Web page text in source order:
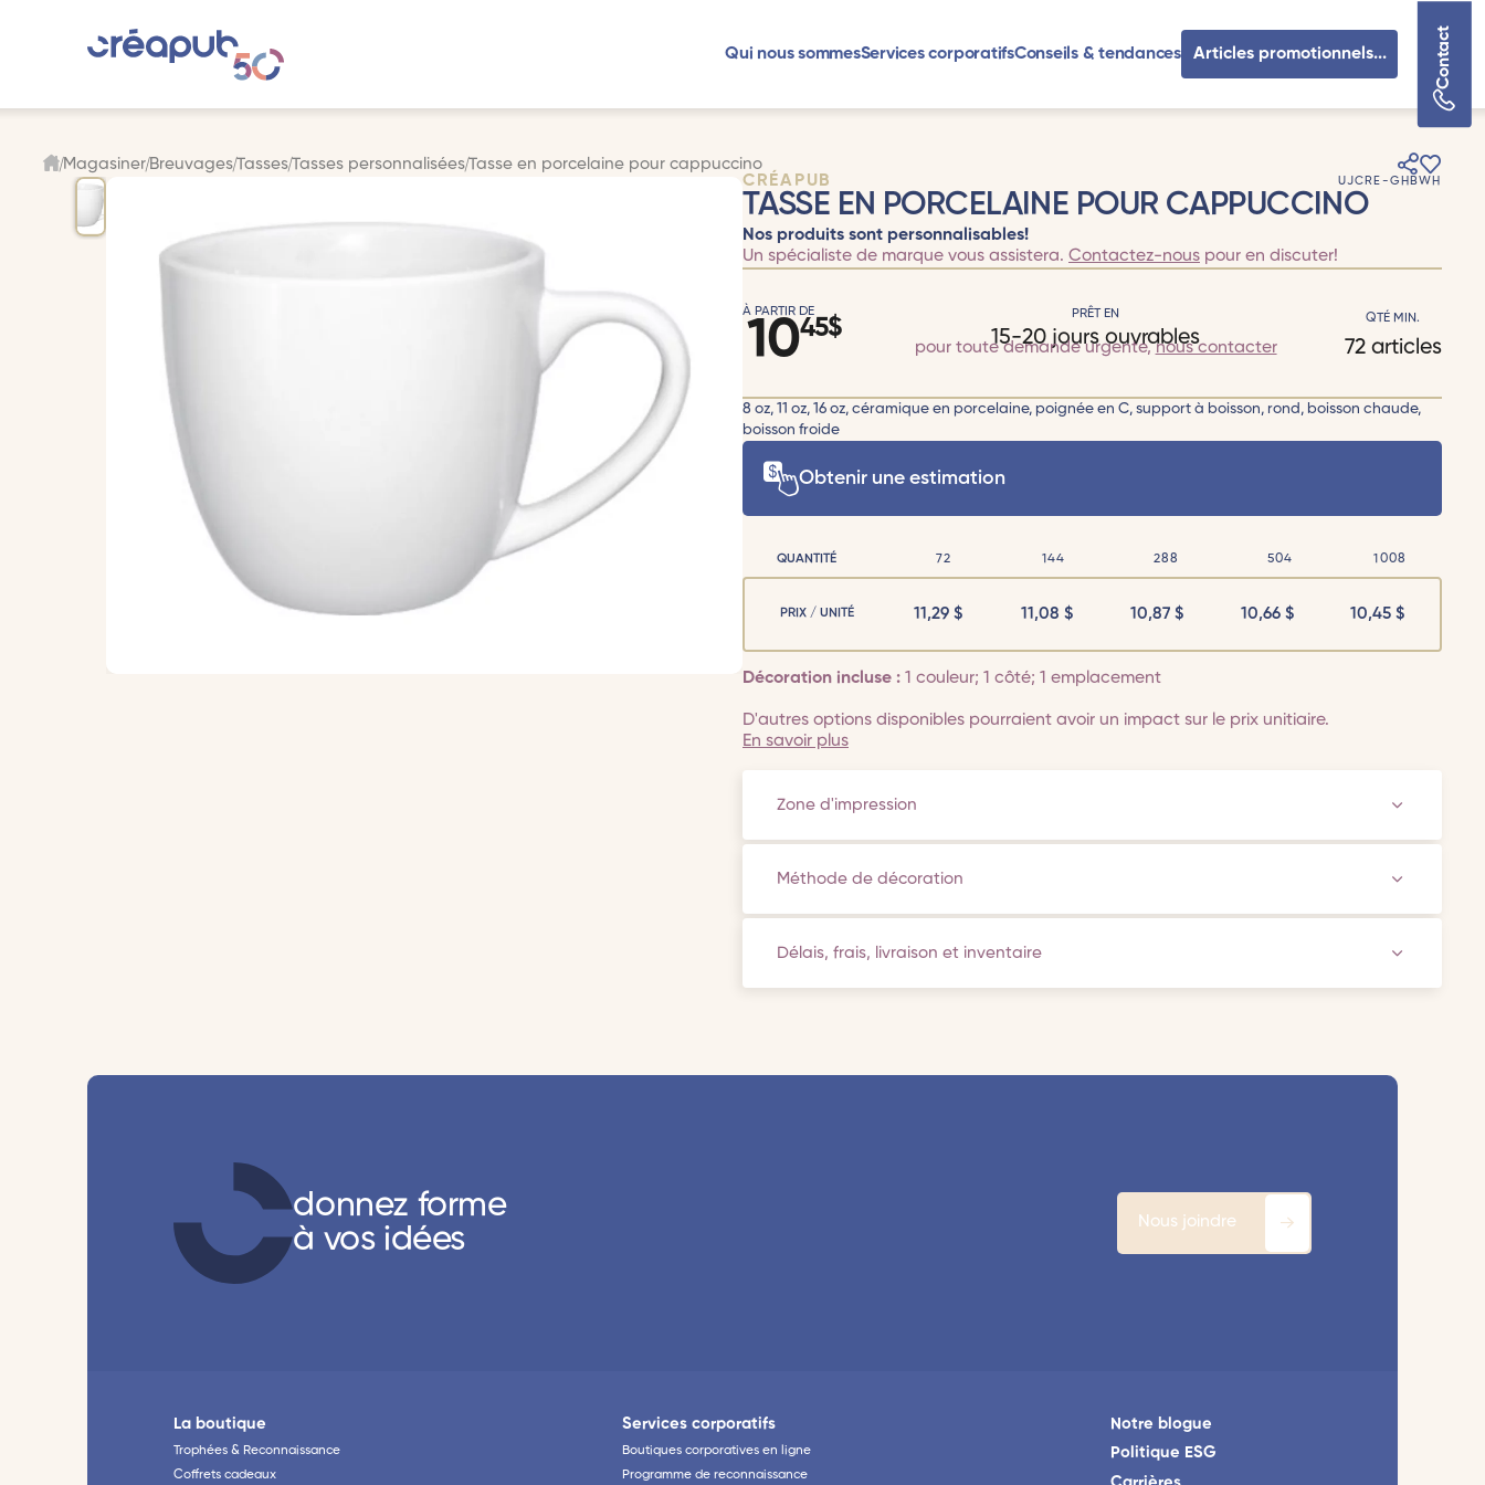
Qui nous sommesServices corporatifsConseils & tendances Contact
Articles promotionnels...
Magasiner Breuvages Tasses Tasses personnalisées Tasse en porcelaine pour cappuccino
CRÉAPUB UJCRE-GHBWH
TASSE EN PORCELAINE POUR CAPPUCCINO
Nos produits sont personnalisables!
Un spécialiste de marque vous assistera. Contactez-nous pour en discuter!
À PARTIR DE
1045$
PRÊT EN
15-20 jours ouvrables
pour toute demande urgente,nous contacter
QTÉ MIN.
72 articles
8 oz, 11 oz, 16 oz, céramique en porcelaine, poignée en C, support à boisson, rond, boisson chaude,
boisson froide
Obtenir une estimation
QUANTITÉ 72 144 288 504 1008
PRIX / UNITÉ 11,29 $ 11,08 $ 10,87 $ 10,66 $ 10,45 $
Décoration incluse : 1 couleur; 1 côté; 1 emplacement
D'autres options disponibles pourraient avoir un impact sur le prix unitiaire.
En savoir plus
Zone d'impression
Méthode de décoration
Délais, frais, livraison et inventaire
donnez forme
à vos idées
Nous joindre
La boutique
Trophées & Reconnaissance
Coffrets cadeaux
Services corporatifs
Boutiques corporatives en ligne
Programme de reconnaissance
Notre blogue
Politique ESG